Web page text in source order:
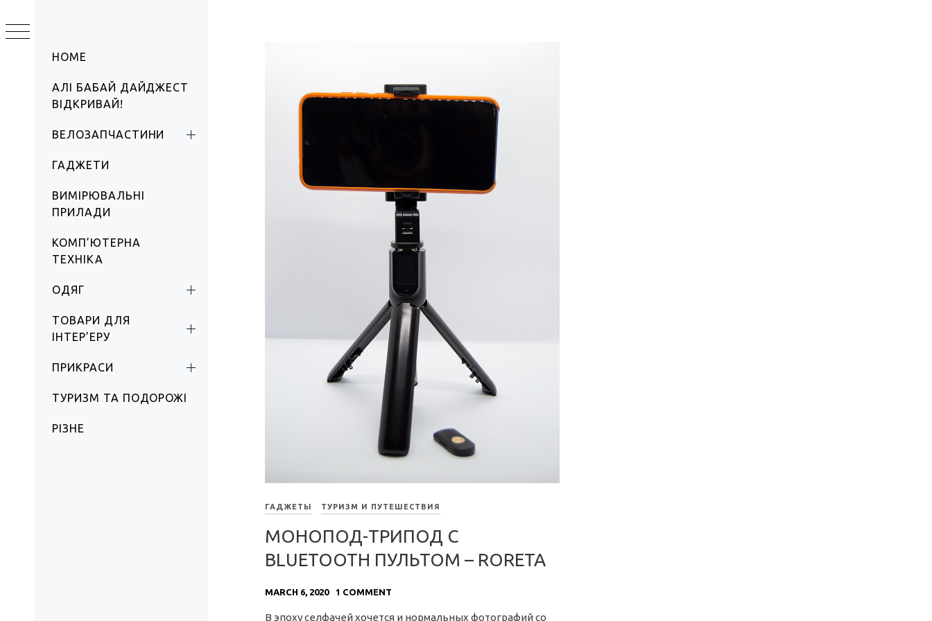
Menu
HOME
АЛІ БАБАЙ ДАЙДЖЕСТ
ВІДКРИВАЙ!
ВЕЛОЗАПЧАСТИНИ
ГАДЖЕТИ
ВИМІРЮВАЛЬНІ
ПРИЛАДИ
КОМП’ЮТЕРНА
ТЕХНІКА
ОДЯГ
ТОВАРИ ДЛЯ
ІНТЕР’ЕРУ
ПРИКРАСИ
ТУРИЗМ ТА ПОДОРОЖІ
РІЗНЕ
ГАДЖЕТЫ ТУРИЗМ И ПУТЕШЕСТВИЯ
МОНОПОД-ТРИПОД С
BLUETOOTH ПУЛЬТОМ – RORETA
MARCH 6, 2020 1 COMMENT
В эпоху селфачей хочется и нормальных фотографий со